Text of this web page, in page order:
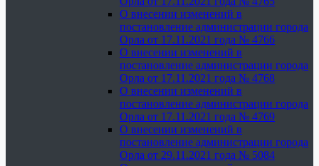
О внесении изменений в
постановление администрации города
Орла от 17.11.2021 года № 4766
О внесении изменений в
постановление администрации города
Орла от 17.11.2021 года № 4768
О внесении изменений в
постановление администрации города
Орла от 17.11.2021 года № 4769
О внесении изменений в
постановление администрации города
Орла от 29.11.2021 года № 5084